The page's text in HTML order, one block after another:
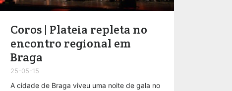
Coros | Plateia repleta no
encontro regional em
Braga
25-05-15
A cidade de Braga viveu uma noite de gala no